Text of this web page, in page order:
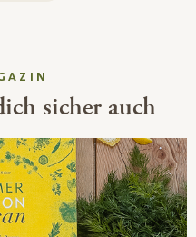
sicher auch